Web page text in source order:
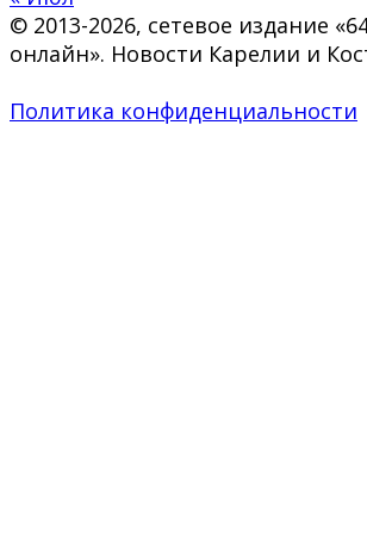
© 2013-2026, сетевое издание
онлайн». Новости Карелии и
Политика конфиденциальности